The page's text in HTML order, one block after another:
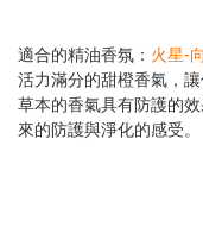
適合的精油香氛： 火星-
活力滿分的甜橙香氣，
草本的香氣具有防護的
來的防護與淨化的感受。